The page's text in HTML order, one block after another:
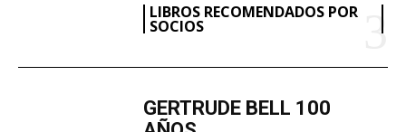
LIBROS RECOMENDADOS POR
SOCIOS
GERTRUDE BELL 100